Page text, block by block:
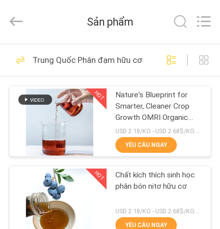
TRANG
CHỦ
CÁC
VIDEO
CHÚNG
Sichuan
Co.,Ltd.
Reserved.
Phân bón bột axit
amin
125
Phân bón lỏng axit
amin
223
Sản phẩm
Trung Quốc Phân đạm hữu cơ
HOT
Nature's Blueprint for
Smarter, Cleaner Crop
Growth OMRI Organic
16%N Amino Acid
Fertilizer (Bộ phôi axit
amin hữu cơ)
USD 2.18/KG - USD 2.68$/KG MOQ:1 tấn
YÊU CẦU NGAY
HOT
Chất kích thích sinh học
phân bón nitơ hữu cơ
YÊU CẦU NGAY